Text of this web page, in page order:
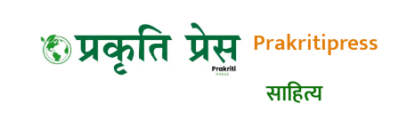
Prakritipress
साहित्य